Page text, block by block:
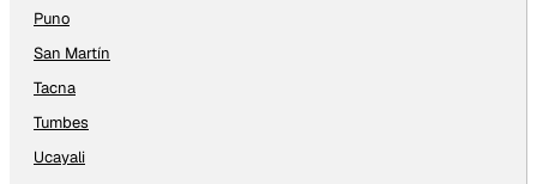
Puno
San Martín
Tacna
Tumbes
Ucayali